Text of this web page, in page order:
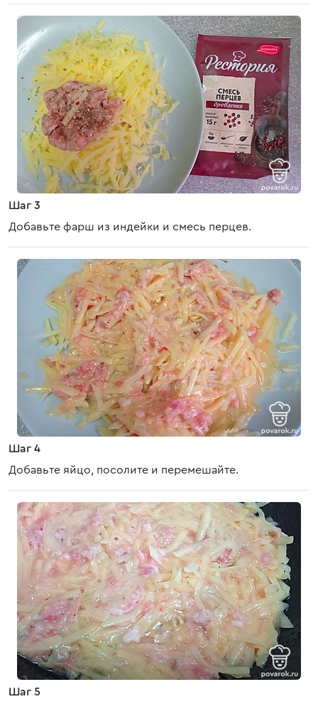
Шаг 3
Добавьте фарш из индейки и смесь перцев.
Шаг 4
Добавьте яйцо, посолите и перемешайте.
Шаг 5